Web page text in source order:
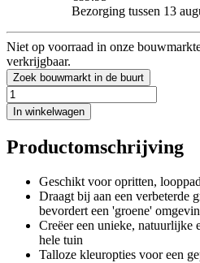
Bezorging tussen 13
Niet op voorraad in onze
verkrijgbaar.
Zoek bouwmarkt in de buurt
In winkelwagen
Productomschrijving
Geschikt voor opritten,
Draagt bij aan een verbeterde
bevordert een 'groene'
Creëer een unieke, natuurlijke
hele tuin
Talloze kleuropties voor een